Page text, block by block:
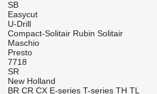
SB
Easycut
U-Drill
Compact-Solitair Rubin Solitair
Maschio
Presto
7718
SR
New Holland
BR CR CX E-series T-series TH TL